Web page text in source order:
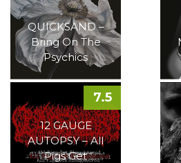
QUICKSAND –
Bring On The
Psychics
12 GAUGE
AUTOPSY – All
Pigs Get
7.5